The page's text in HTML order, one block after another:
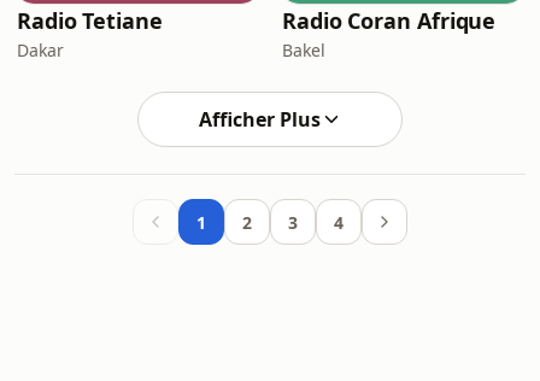
Radio Tetiane
Dakar
Radio Coran Afrique
Bakel
Afficher Plus
1 2 3 4